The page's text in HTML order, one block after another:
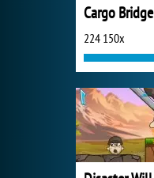
Cargo Bridge
224 150x